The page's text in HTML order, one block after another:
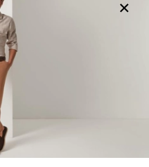
Размер маркетплейс (Без
категории)
50
Длина по спинке (Без
категории)
Обхват груди (Без категории)
114